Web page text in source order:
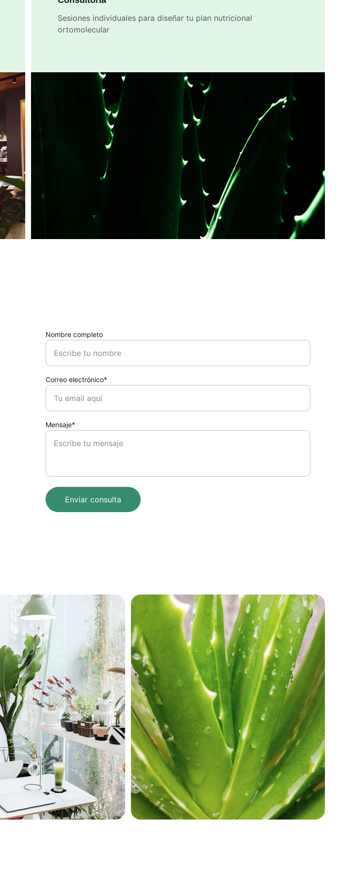
Sesiones individuales para diseñar tu plan nutricional
ortomolecular
Nombre completo
Correo electrónico*
Mensaje*
Enviar consulta